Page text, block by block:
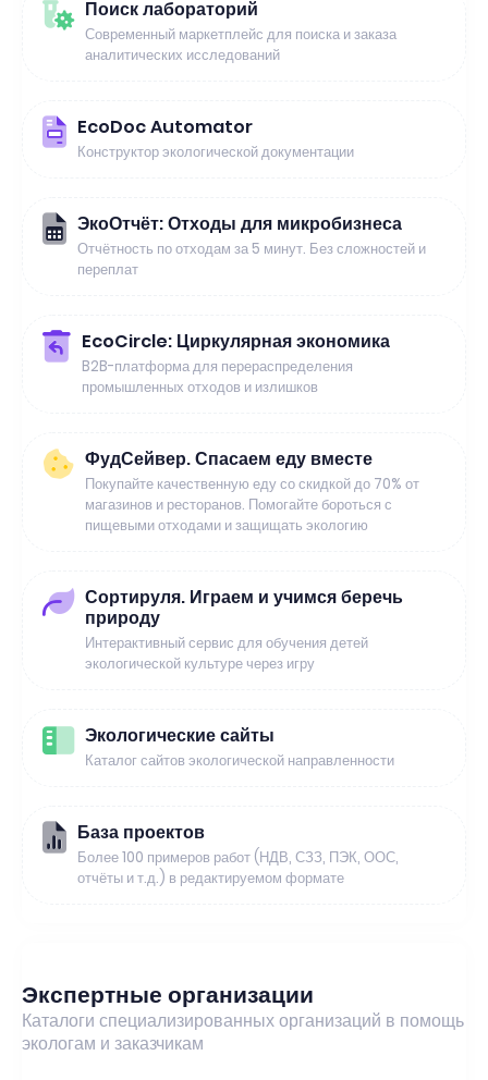
Поиск лабораторий
Современный маркетплейс для поиска и заказа
аналитических исследований
EcoDoc Automator
Конструктор экологической документации
ЭкоОтчёт: Отходы для микробизнеса
Отчётность по отходам за 5 минут. Без сложностей и
переплат
EcoCircle: Циркулярная экономика
B2B-платформа для перераспределения
промышленных отходов и излишков
ФудСейвер. Спасаем еду вместе
Покупайте качественную еду со скидкой до 70% от
магазинов и ресторанов. Помогайте бороться с
пищевыми отходами и защищать экологию
Сортируля. Играем и учимся беречь
природу
Интерактивный сервис для обучения детей
экологической культуре через игру
Экологические сайты
Каталог сайтов экологической направленности
База проектов
Более 100 примеров работ (НДВ, СЗЗ, ПЭК, ООС,
отчёты и т.д.) в редактируемом формате
Экспертные организации
Каталоги специализированных организаций в помощь
экологам и заказчикам